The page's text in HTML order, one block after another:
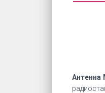
Антенна